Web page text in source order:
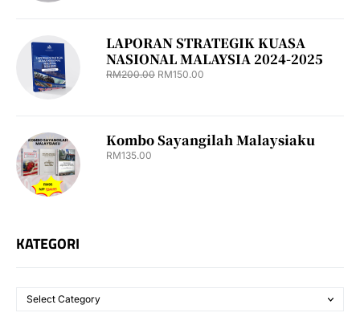
LAPORAN STRATEGIK KUASA
NASIONAL MALAYSIA 2024-2025
RM200.00 RM150.00
Kombo Sayangilah Malaysiaku
RM135.00
KATEGORI